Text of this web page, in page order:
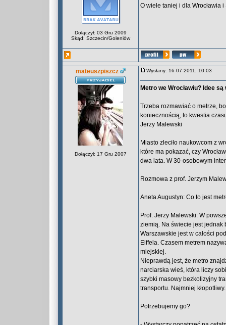
Dołączył: 03 Gru 2009
Skąd: Szczecin/Goleniów
O wiele taniej i dla Wrocławia
mateuszpiszcz
Dołączył: 17 Gru 2007
Wysłany: 16-07-2011, 10:03
Metro we Wrocławiu? Idee
Trzeba rozmawiać o metrze,
koniecznością, to kwestia
Jerzy Malewski
Miasto zleciło naukowcom z
które ma pokazać, czy
dwa lata. W 30-osobowym
Rozmowa z prof. Jerzym
Aneta Augustyn: Co to jest
Prof. Jerzy Malewski: W
ziemią. Na świecie jest jednak
Warszawskie jest w całości
Eiffela. Czasem metrem
miejskiej.
Nieprawdą jest, że metro
narciarska wieś, która liczy
szybki masowy bezkolizyjny
transportu. Najmniej kłopotliwy.
Potrzebujemy go?